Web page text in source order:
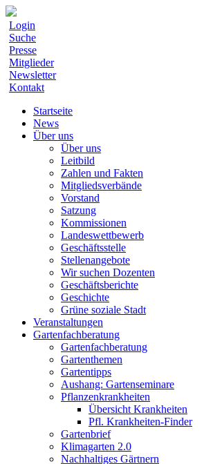
Login
Suche
Presse
Mitglieder
Newsletter
Kontakt
Startseite
News
Über uns
Über uns
Leitbild
Zahlen und Fakten
Mitgliedsverbände
Vorstand
Satzung
Kommissionen
Landeswettbewerb
Geschäftsstelle
Stellenangebote
Wir suchen Dozenten
Geschäftsberichte
Geschichte
Grüne soziale Stadt
Veranstaltungen
Gartenfachberatung
Gartenfachberatung
Gartenthemen
Gartentipps
Aushang: Gartenseminare
Pflanzenkrankheiten
Übersicht Krankheiten
Pfl. Krankheiten-Finder
Gartenbrief
Klimagarten 2.0
Nachhaltiges Gärtnern